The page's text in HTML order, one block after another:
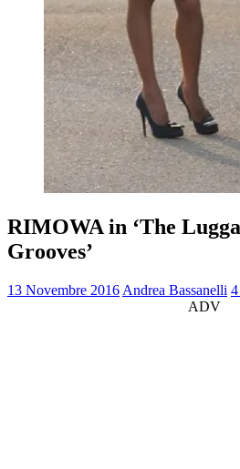
RIMOWA in ‘The
Grooves’
13 Novembre 2016 Andrea Bassanelli
ADV